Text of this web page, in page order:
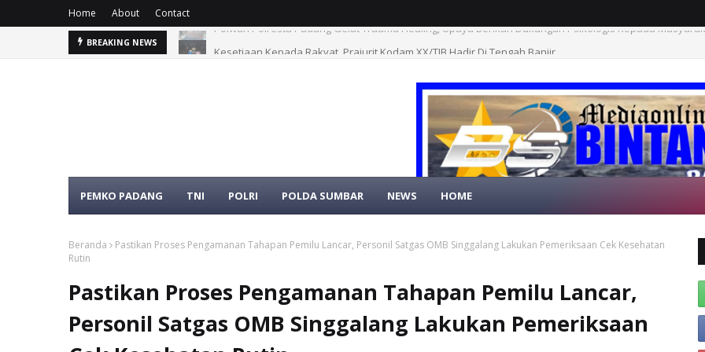
Home About Contact
BREAKING NEWS
Korban Banjir
SELAMAT
PEMKO PADANG TNI POLRI POLDA SUMBAR NEWS HOME
Beranda
Pastikan Proses Pengamanan Tahapan Pemilu Lancar, Personil Satgas OMB Singgalang Lakukan Pemeriksaan Cek Kesehatan
Rutin
Pastikan Proses Pengamanan Tahapan Pemilu Lancar,
Personil Satgas OMB Singgalang Lakukan Pemeriksaan